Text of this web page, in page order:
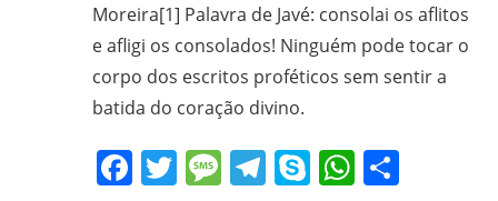
Moreira[1] Palavra de Javé: consolai os aflitos
e afligi os consolados! Ninguém pode tocar o
corpo dos escritos proféticos sem sentir a
batida do coração divino.
Facebook
Twitter
Message
Telegram
SkypeShare